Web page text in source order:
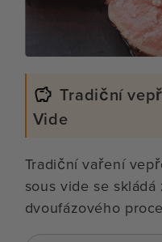
Tradiční
Vide
Tradiční vaření
sous vide se
dvoufázového